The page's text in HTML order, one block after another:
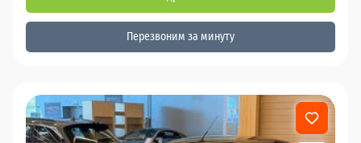
Перезвоним за минуту